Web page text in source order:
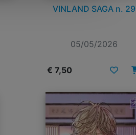
VINLAND SAGA n. 29
05/05/2026
€ 7,50